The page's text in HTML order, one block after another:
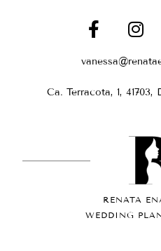
Ca. Terracota, 1, 41703,
RENATA
WEDDING